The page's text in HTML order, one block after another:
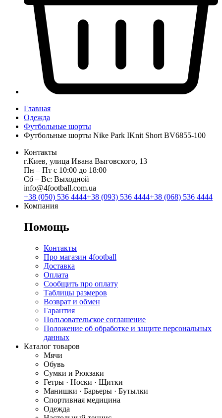
Главная
Одежда
Футбольные шорты
Футбольные шорты Nike Park IKnit Short BV6855-100
Контакты
г.Киев, улица Ивана Выговского, 13
Пн ‒ Пт с 10:00 до 18:00
Сб ‒ Вс: Выходной
info@4football.com.ua
+38 (050) 536 4444+38 (093) 536 4444+38 (068) 536 4444
Компания
Помощь
Контакты
Про магазин 4football
Доставка
Оплата
Сообщить про оплату
Таблицы размеров
Возврат и обмен
Гарантия
Пользовательское соглашение
Положение об обработке и защите персональных
данных
Каталог товаров
Мячи
Обувь
Сумки и Рюкзаки
Гетры · Носки · Щитки
Манишки · Барьеры · Бутылки
Спортивная медицина
Одежда